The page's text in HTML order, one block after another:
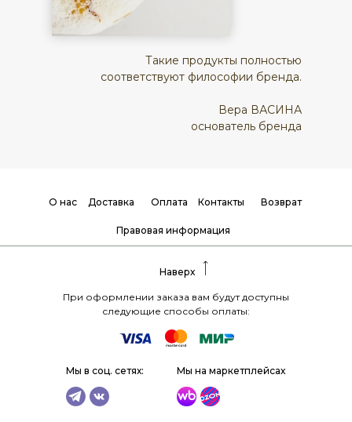
Такие продукты полностью
соответствуют философии бренда.
Вера ВАСИНА
основатель бренда
О нас Доставка Оплата Возврат
Контакты
Правовая информация
Наверх
При оформлении заказа вам будут доступны
следующие способы оплаты:
Мы на маркетплейсах
Мы в соц. сетях: